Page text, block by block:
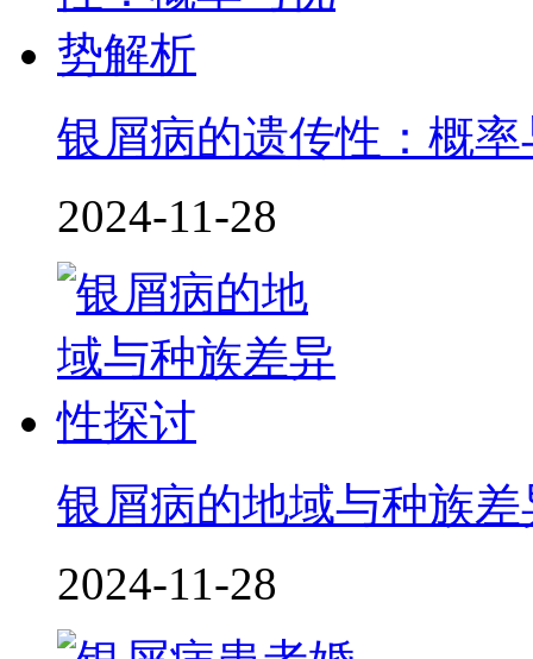
银屑病的遗传性：概
2024-11-28
银屑病的地域与种族
2024-11-28